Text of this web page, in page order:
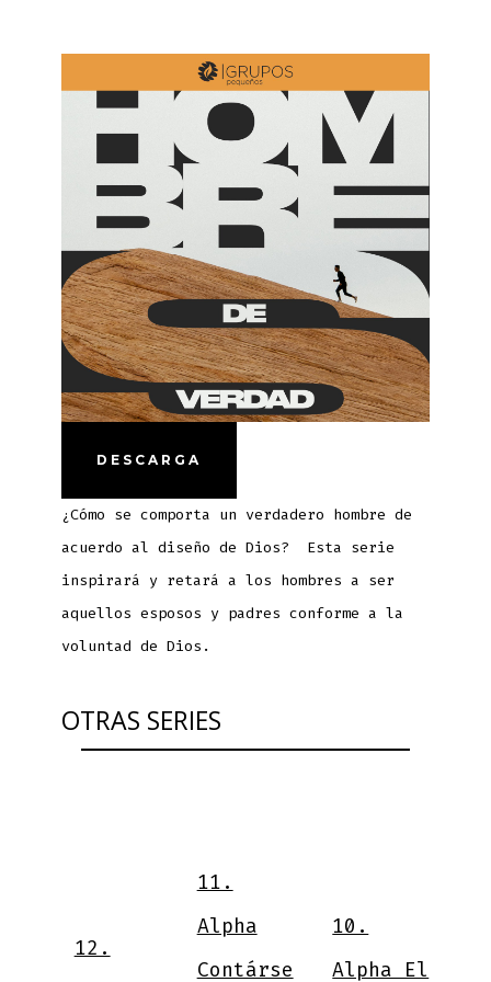
DESCARGA
¿Cómo se comporta un verdadero hombre de
acuerdo al diseño de Dios? Esta serie
inspirará y retará a los hombres a ser
aquellos esposos y padres conforme a la
voluntad de Dios.
OTRAS SERIES
12.
11.
Alpha
Contárse
10.
Alpha El